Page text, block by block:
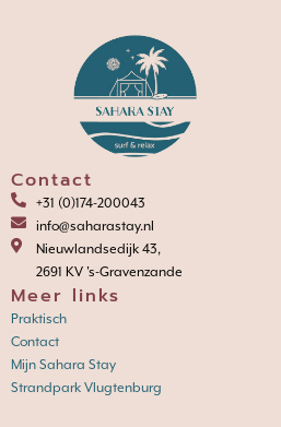
Contact
+31 (0)174-200043
info@saharastay.nl
Nieuwlandsedijk 43,
2691 KV 's-Gravenzande
Meer links
Praktisch
Contact
Mijn Sahara Stay
Strandpark Vlugtenburg